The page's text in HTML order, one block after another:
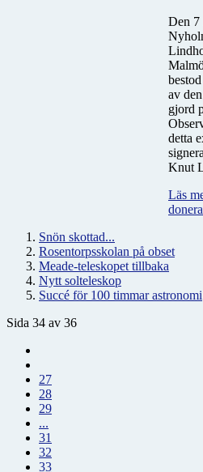
Den 7
av
gjord
detta
Knut
Läs
Snön skottad...
Rosentorpsskolan på obset
Meade-teleskopet tillbaka
Nytt solteleskop
Succé för 100 timmar astronomi
Sida 34 av 36
27
28
29
...
31
32
33